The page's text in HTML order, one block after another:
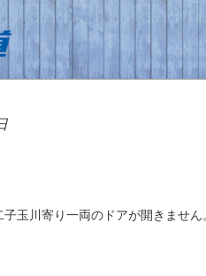
玉川寄り一両のドアが開きません